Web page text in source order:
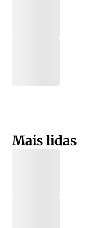
Mais lidas